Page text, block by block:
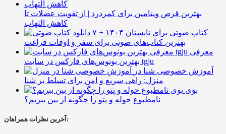
بهترین قرص ویتامین برای کمردرد | از تقویت عضلات تا
کاهش التهاب
۷ کتاب صوتی برای تابستان ۱۴۰۴ +
بهترین کتاب‌های صوتی برای سفر و اوقات فراغت
معرفی
بهترین بونوس‌های فارکس در سایت tgju
آموزش خصوصی شنا در
منزل: راهی سریع و امن برای تسلط بر شنا
بوی
نامطبوع حوله و پتو را چگونه از بین ببریم؟
آخرین نظرات همراهان: